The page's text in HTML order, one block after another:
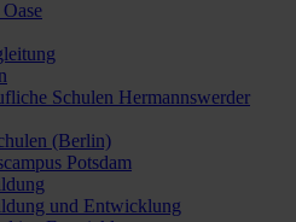
Schulen Hermannswerder
(Berlin)
Potsdam
und Entwicklung